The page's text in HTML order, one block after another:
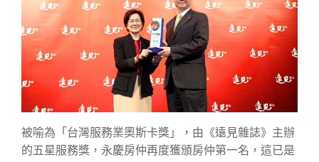
被喻為「台灣服務業奧斯卡獎」，由《遠見雜誌》主辦
的五星服務獎，永慶房仲再度獲頒房仲第一名，這已是